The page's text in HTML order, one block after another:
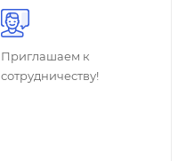
Приглашаем к
сотрудничеству!